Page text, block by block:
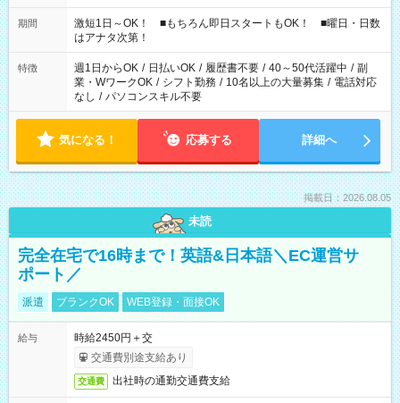
期間
激短1日～OK！ ■もちろん即日スタートもOK！ ■曜日・日数
はアナタ次第！
特徴 週1日からOK / 日払いOK / 履歴書不要 / 40～50代活躍中 / 副
業・WワークOK / シフト勤務 / 10名以上の大量募集 / 電話対応
なし / パソコンスキル不要
気になる！ 応募する 詳細へ
掲載日：2026.08.05
未読
完全在宅で16時まで！英語&日本語＼EC運営サ
ポート／
派遣 ブランクOK WEB登録・面接OK
給与
時給2450円＋交
交通費別途支給あり
交通費 出社時の通勤交通費支給